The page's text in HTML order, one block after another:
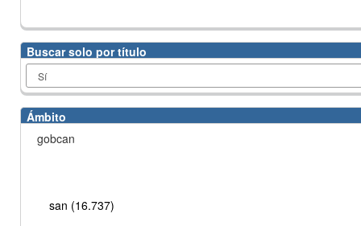
Buscar solo por título
Ámbito
gobcan
san (16.737)